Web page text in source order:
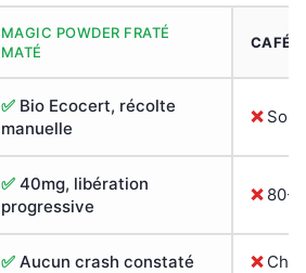
MAGIC POWDER FRATÉ
MATÉ
CAFÉ
✅Bio Ecocert, récolte
manuelle
❌
✅40mg, libération
progressive
❌80-
✅Aucun crash constaté ❌